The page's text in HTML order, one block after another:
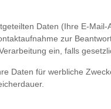
Daten (Ihre E-
zur
ein, falls
Daten für werbliche